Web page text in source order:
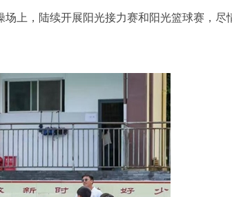
上，陆续开展阳光接力赛和阳光篮球赛，尽